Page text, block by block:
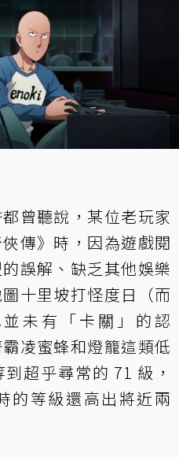
曾聽說，某位老玩家
傳》時，因為遊戲閱
誤解、缺乏其他娛樂
十里坡打怪度日（而
未有「卡關」的認
凌蜜蜂和燈籠這類低
超乎尋常的 71 級，
的等級還高出將近兩